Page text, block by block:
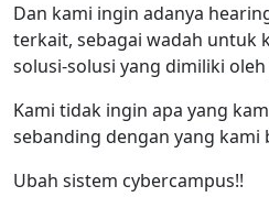
Dan kami ingin adanya
terkait, sebagai wadah untuk
solusi-solusi yang dimiliki
Kami tidak ingin apa yang
sebanding dengan yang kami
Ubah sistem cybercampus!!